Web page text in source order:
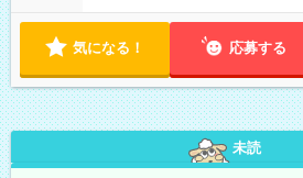
気になる！ 応募する
未読